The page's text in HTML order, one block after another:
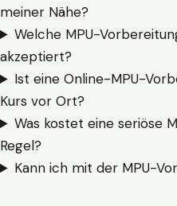
meiner Nähe?
Welche MPU-
akzeptiert?
Ist eine Online-MPU-
Kurs vor Ort?
Was kostet eine seriöse
Regel?
Kann ich mit der MPU-